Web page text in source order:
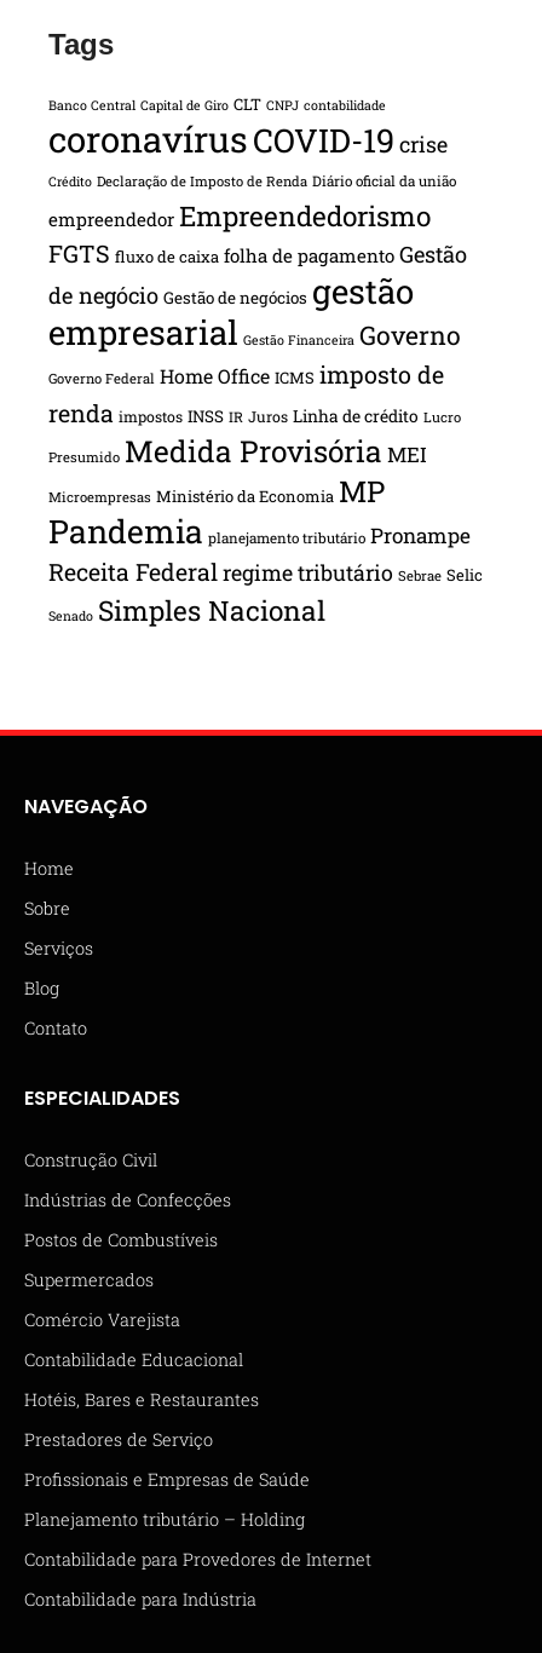
Tags
Banco Central Capital de Giro CLT CNPJ contabilidade
coronavírusCOVID-19 crise
Crédito Declaração de Imposto de Renda Diário oficial da união
empreendedor Empreendedorismo
FGTS fluxo de caixa folha de pagamento Gestão
de negócio Gestão de negócios gestão
empresarial Gestão Financeira Governo
Governo Federal Home Office ICMS imposto de
renda impostos INSS IR Juros Linha de crédito Lucro
Presumido Medida Provisória MEI
Microempresas Ministério da Economia MP
Pandemia planejamento tributário Pronampe
Receita Federalregime tributário Sebrae Selic
Senado Simples Nacional
NAVEGAÇÃO
Home
Sobre
Serviços
Blog
Contato
ESPECIALIDADES
Construção Civil
Indústrias de Confecções
Postos de Combustíveis
Supermercados
Comércio Varejista
Contabilidade Educacional
Hotéis, Bares e Restaurantes
Prestadores de Serviço
Profissionais e Empresas de Saúde
Planejamento tributário – Holding
Contabilidade para Provedores de Internet
Contabilidade para Indústria